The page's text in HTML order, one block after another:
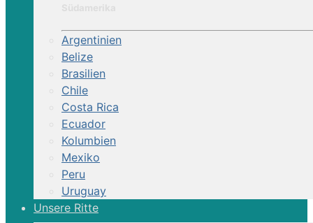
Argentinien
Belize
Brasilien
Chile
Costa Rica
Ecuador
Kolumbien
Mexiko
Peru
Uruguay
Unsere Ritte